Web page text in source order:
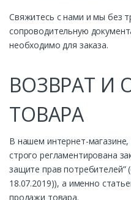
Свяжитесь с нами и мы без
сопроводительную
необходимо для заказа.
ВОЗВРАТ И
ТОВАРА
В нашем интернет-
строго регламентирована
защите прав потребителей”
18.07.2019)), а именно
продажи товара.